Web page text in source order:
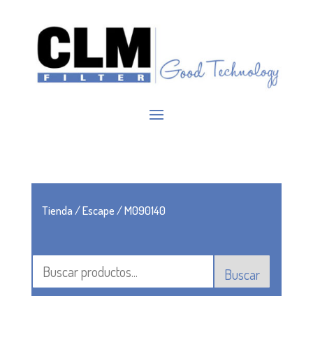
Tienda/Escape/ M090140
Buscar